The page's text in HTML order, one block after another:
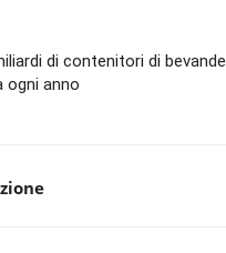
di contenitori di bevande
ogni anno